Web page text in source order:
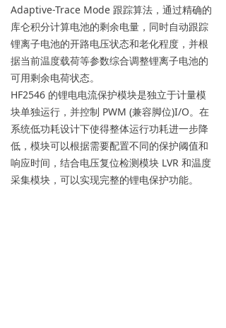
Adaptive-Trace Mode 跟踪算法，通过精确的
库仑积分计算电池的剩余电量，同时自动跟踪
锂离子电池的开路电压状态和老化程度，并根
据当前温度载荷等参数综合调整锂离子电池的
可用剩余电荷状态。
HF2546 的锂电电流保护模块是独立于计量模
块单独运行，并控制 PWM (兼容脚位)I/O。在
系统低功耗设计下使得整体运行功耗进一步降
低，模块可以根据需要配置不同的保护阈值和
响应时间，结合电压复位检测模块 LVR 和温度
采集模块，可以实现完整的锂电保护功能。